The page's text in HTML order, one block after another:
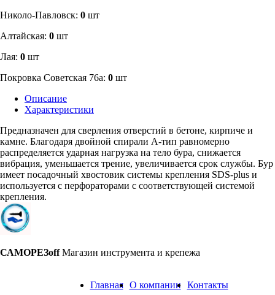
​Николо-Павловск: 0 шт
Алтайская: 0 шт
Лая: 0 шт
Покровка Советская 76а: 0 шт
Описание
Характеристики
Предназначен для сверления отверстий в бетоне, кирпиче и
камне. Благодаря двойной спирали А-тип равномерно
распределяется ударная нагрузка на тело бура, снижается
вибрация, уменьшается трение, увеличивается срок службы. Бур
имеет посадочный хвостовик системы крепления SDS-plus и
используется с перфораторами с соответствующей системой
крепления.
САМОРЕЗoff Магазин инструмента и крепежа
Главная О компании Контакты